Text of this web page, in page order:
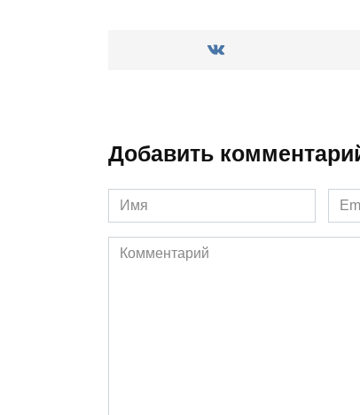
Добавить
Имя
*
*
Комментарий